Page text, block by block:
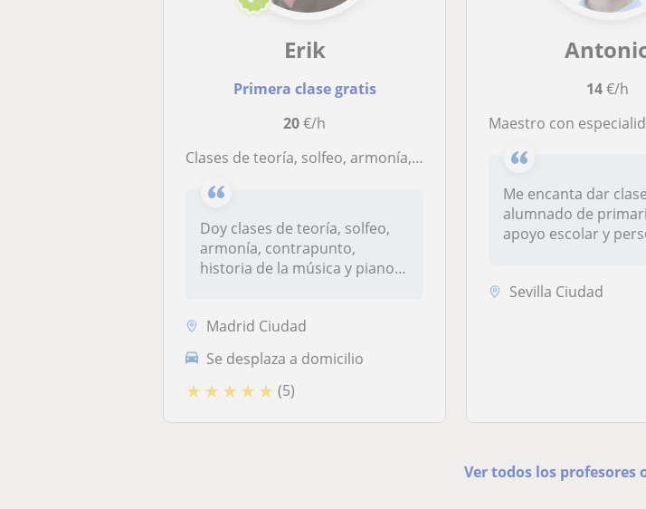
Erik
Primera clase gratis
20€/h
Clases de teoría, solfeo, armonía, contrapunto, historia de la música y piano
Doy clases de teoría, solfeo,
armonía, contrapunto,
historia de la música y piano.
Madrid Ciudad
Se desplaza a domicilio
★ ★ ★ ★ ★ (5)
14€/h
Maestro con especialidad en Música,
Me encanta dar
alumnado de
apoyo escolar y
Sevilla Ciudad
Ver todos los profesores